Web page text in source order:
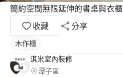
簡約空間無限延伸的書桌與衣櫃
收藏
分享
木作櫃
淇米室內裝修
潭子區